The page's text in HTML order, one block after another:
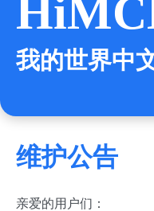
我的世界中
维护公告
亲爱的用户们：